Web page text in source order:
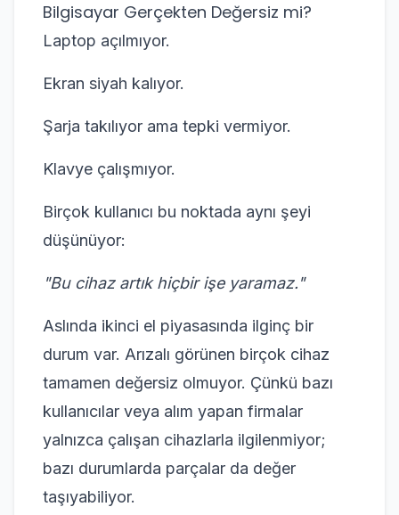
Bilgisayar Gerçekten Değersiz mi?
Laptop açılmıyor.
Ekran siyah kalıyor.
Şarja takılıyor ama tepki vermiyor.
Klavye çalışmıyor.
Birçok kullanıcı bu noktada aynı şeyi
düşünüyor:
"Bu cihaz artık hiçbir işe yaramaz."
Aslında ikinci el piyasasında ilginç bir
durum var. Arızalı görünen birçok cihaz
tamamen değersiz olmuyor. Çünkü bazı
kullanıcılar veya alım yapan firmalar
yalnızca çalışan cihazlarla ilgilenmiyor;
bazı durumlarda parçalar da değer
taşıyabiliyor.